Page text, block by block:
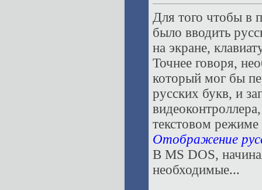
Для того чтобы в
было вводить
на экране,
Точнее говоря,
который мог бы
русских букв, и
текстовом
Отображение
В MS DOS,
необходимые...